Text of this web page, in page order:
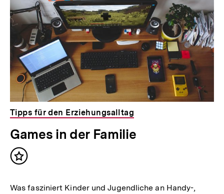
Tipps für den Erziehungsalltag
Games in der Familie
Inhalt
Was fasziniert Kinder und Jugendliche an Handy-,